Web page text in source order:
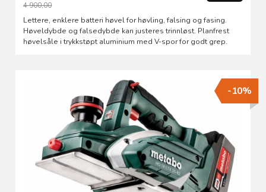
4 900,00
Rabatt
Lettere, enklere batteri høvel for høvling, falsing og fasing.
Høveldybde og falsedybde kan justeres trinnløst. Planfrest
høvelsåle i trykkstøpt aluminium med V-spor for godt grep.
-10%